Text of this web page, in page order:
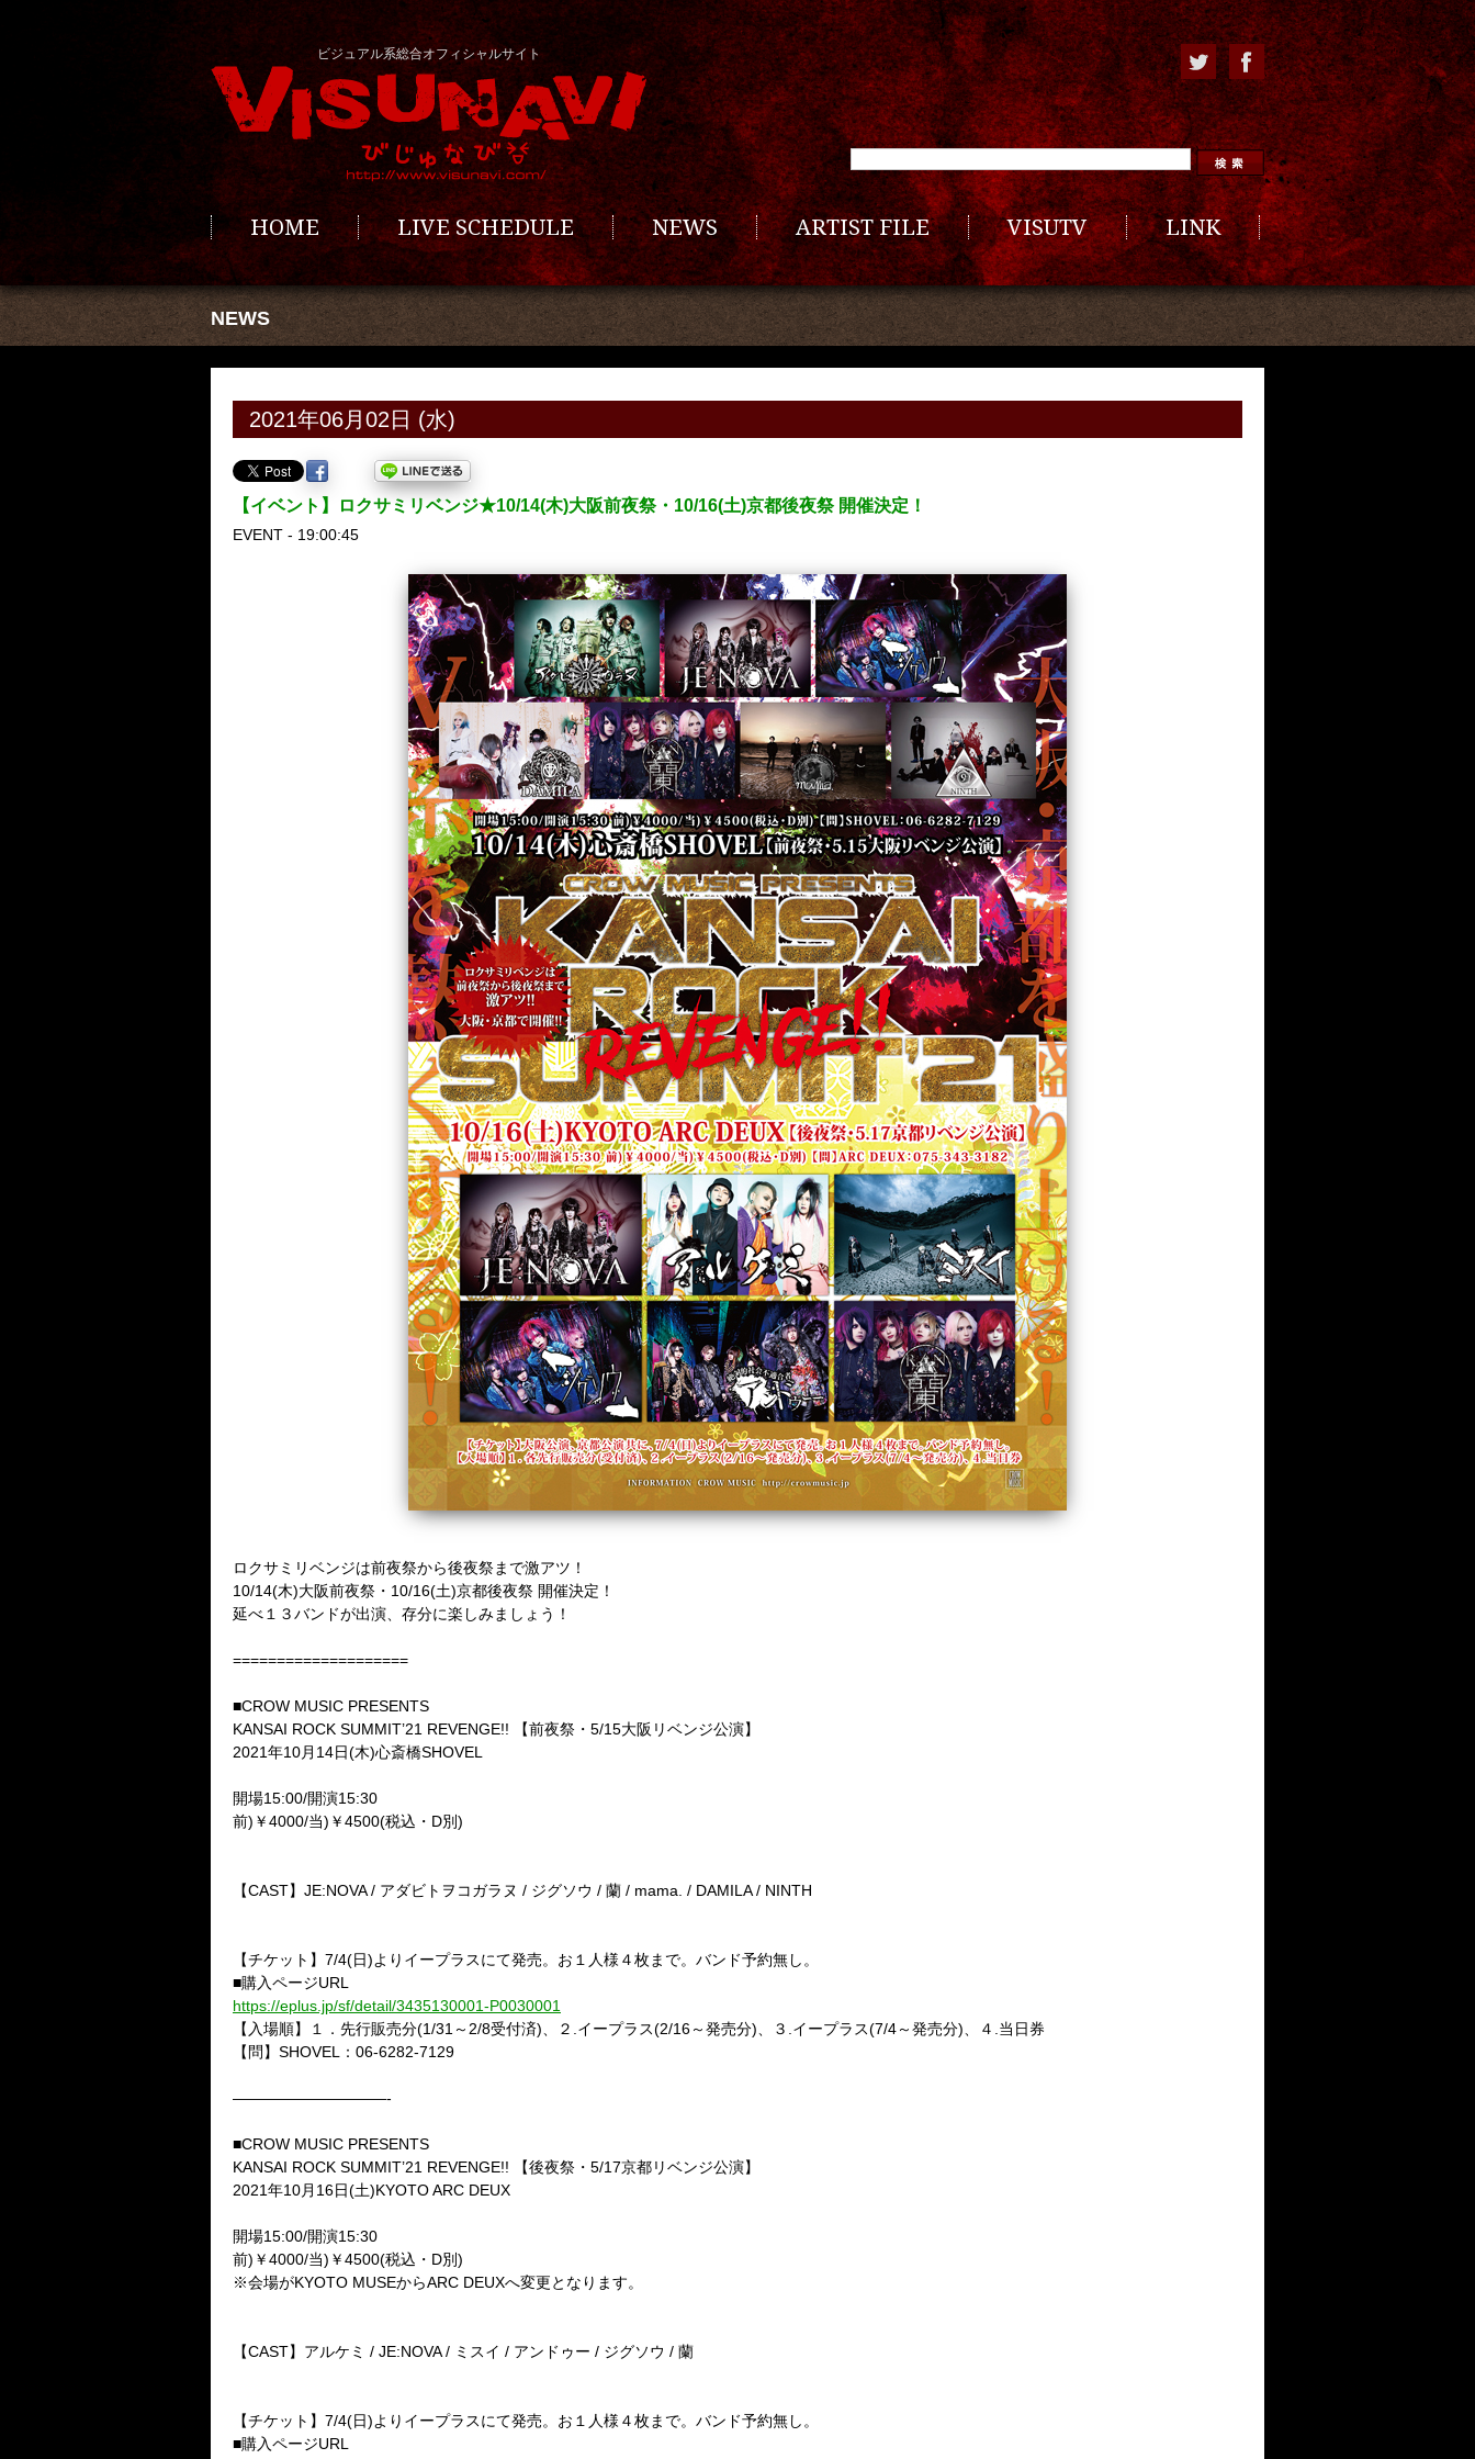
ビジュアル系総合オフィシャルサイト
HOME LIVE SCHEDULE NEWS ARTIST FILE VISUTV LINK
NEWS
2021年06月02日 (水)
【イベント】ロクサミリベンジ★10/14(木)大阪前夜祭・10/16(土)京都後夜祭 開催決定！
EVENT - 19:00:45
ロクサミリベンジは前夜祭から後夜祭まで激アツ！
10/14(木)大阪前夜祭・10/16(土)京都後夜祭 開催決定！
延べ１３バンドが出演、存分に楽しみましょう！
====================
■CROW MUSIC PRESENTS
KANSAI ROCK SUMMIT’21 REVENGE!! 【前夜祭・5/15大阪リベンジ公演】
2021年10月14日(木)心斎橋SHOVEL
開場15:00/開演15:30
前)￥4000/当)￥4500(税込・D別)
【CAST】JE:NOVA / アダビトヲコガラヌ / ジグソウ / 蘭 / mama. / DAMILA / NINTH
【チケット】7/4(日)よりイープラスにて発売。お１人様４枚まで。バンド予約無し。
■購入ページURL
https://eplus.jp/sf/detail/3435130001-P0030001
【入場順】１．先行販売分(1/31～2/8受付済)、２.イープラス(2/16～発売分)、３.イープラス(7/4～発売分)、４.当日券
【問】SHOVEL：06-6282-7129
——————————-
■CROW MUSIC PRESENTS
KANSAI ROCK SUMMIT’21 REVENGE!! 【後夜祭・5/17京都リベンジ公演】
2021年10月16日(土)KYOTO ARC DEUX
開場15:00/開演15:30
前)￥4000/当)￥4500(税込・D別)
※会場がKYOTO MUSEからARC DEUXへ変更となります。
【CAST】アルケミ / JE:NOVA / ミスイ / アンドゥー / ジグソウ / 蘭
【チケット】7/4(日)よりイープラスにて発売。お１人様４枚まで。バンド予約無し。
■購入ページURL